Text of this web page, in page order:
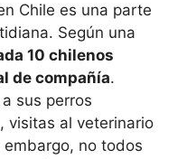
Chile es una parte
Según una
10 chilenos
de compañía.
sus perros
visitas al veterinario
embargo, no todos